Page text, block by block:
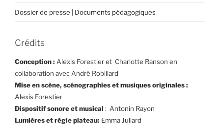
Dossier de presse | Documents pédagogiques
Crédits
Conception : Alexis Forestier et Charlotte Ranson en
collaboration avec André Robillard
Mise en scène, scénographies et musiques originales :
Alexis Forestier
Dispositif sonore et musical : Antonin Rayon
Lumières et régie plateau: Emma Juliard